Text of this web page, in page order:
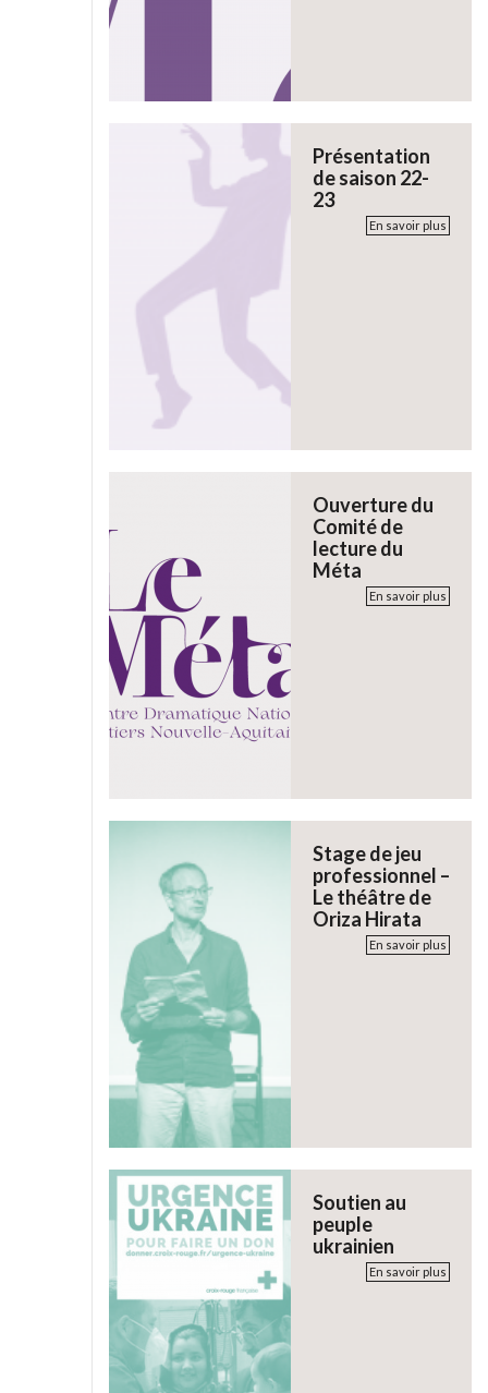
Présentation
de saison 22-
23
En savoir plus
Ouverture du
Comité de
lecture du
Méta
En savoir plus
Stage de jeu
professionnel –
Le théâtre de
Oriza Hirata
En savoir plus
Soutien au
peuple
ukrainien
En savoir plus